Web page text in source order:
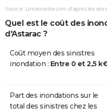
Source : Linternaute.com d'après les
Quel est le coût des
d'Astarac ?
Coût moyen des sinistres
inondation : Entre 0 et 2,5
Part des inondations sur le
total des sinistres chez les